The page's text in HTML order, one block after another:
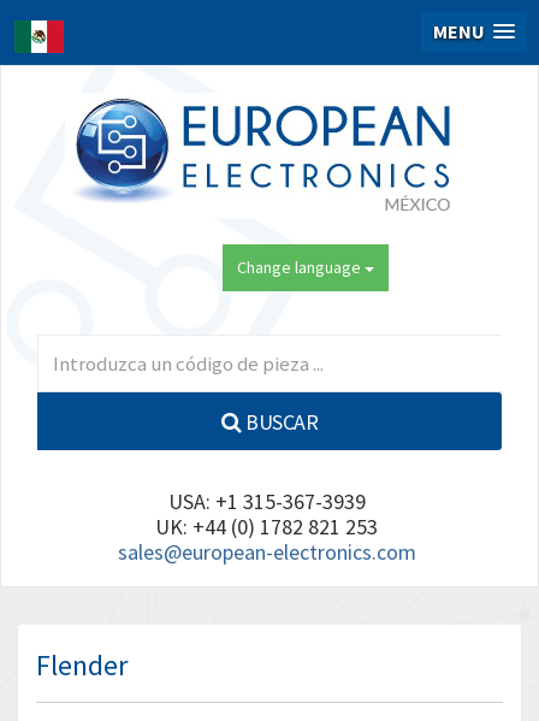
MENU
Change language
BUSCAR
USA: +1 315-367-3939
UK: +44 (0) 1782 821 253
sales@european-electronics.com
Flender